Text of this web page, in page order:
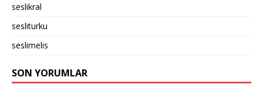
seslikral
sesliturku
seslimelis
SON YORUMLAR